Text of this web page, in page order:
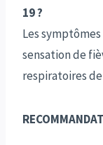
19 ?
Les
sensation de
respiratoires